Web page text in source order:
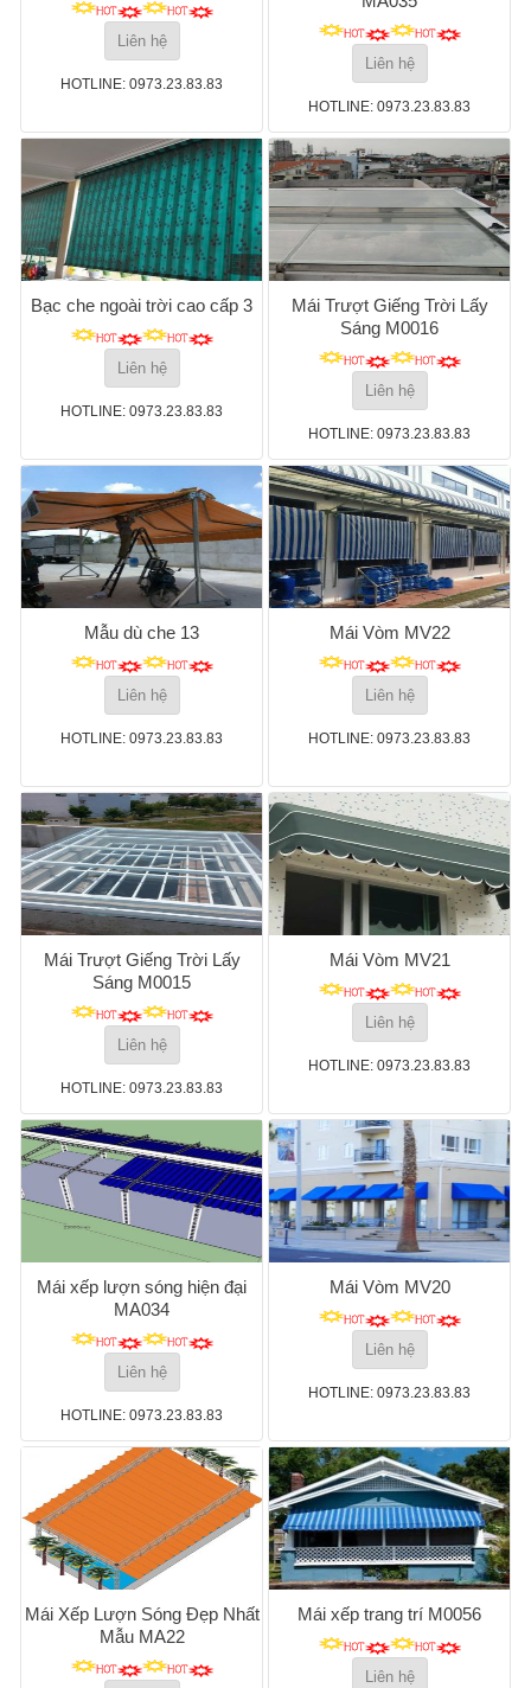
Liên hệ
HOTLINE: 0973.23.83.83
Liên hệ
HOTLINE: 0973.23.83.83
Bạc che ngoài trời cao cấp 3
Liên hệ
HOTLINE: 0973.23.83.83
Mái Trượt Giếng Trời Lấy
Sáng M0016
Liên hệ
HOTLINE: 0973.23.83.83
Mẫu dù che 13
Liên hệ
HOTLINE: 0973.23.83.83
Mái Vòm MV22
Liên hệ
HOTLINE: 0973.23.83.83
Mái Trượt Giếng Trời Lấy
Sáng M0015
Liên hệ
HOTLINE: 0973.23.83.83
Mái Vòm MV21
Liên hệ
HOTLINE: 0973.23.83.83
Mái xếp lượn sóng hiện đại
MA034
Liên hệ
HOTLINE: 0973.23.83.83
Mái Vòm MV20
Liên hệ
HOTLINE: 0973.23.83.83
Mái Xếp Lượn Sóng Đẹp Nhất
Mẫu MA22
Mái xếp trang trí M0056
Liên hệ